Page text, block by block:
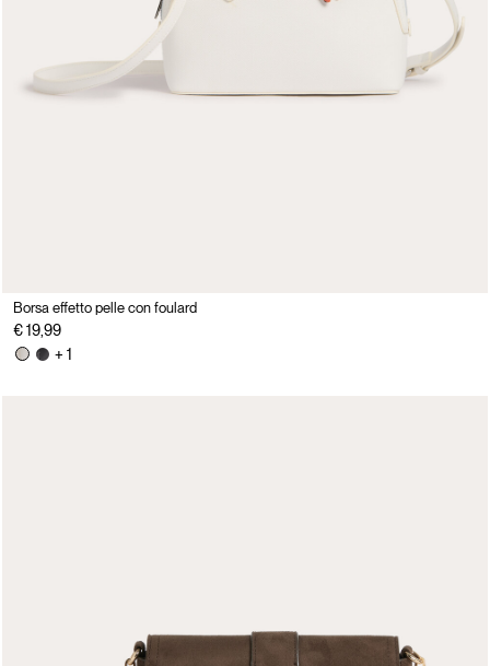
Borsa effetto pelle con foulard
€ 19,99
+ 1